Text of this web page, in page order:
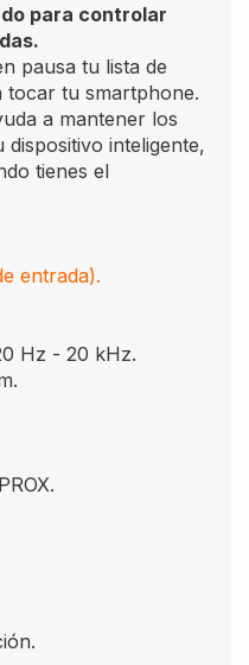
para controlar
pausa tu lista de
tocar tu smartphone.
a mantener los
inteligente,
tienes el
entrada).
Hz - 20 kHz.